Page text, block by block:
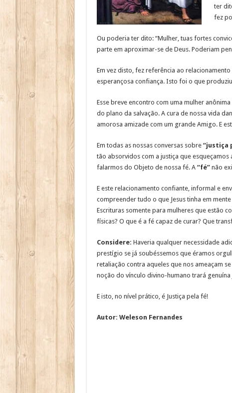
ter
fez
Ou poderia ter dito: “Mulher, tuas fortes
parte em aproximar-se de Deus. Poderiam
Em vez disto, fez referência ao
esperançosa confiança. Isto foi o que
Esse breve encontro com uma mulher
do plano da salvação. A cura de nossa vida
amorosa amizade com um grande Amigo. E
Em todas as nossas conversas sobre “justiça
tão absorvidos com a justiça que
falarmos do Objeto de nossa fé. A “fé”não
E este relacionamento confiante, informal e
compreender tudo o que Jesus tinha em
Escrituras somente para mulheres que estão
físicas? O que é a fé capaz de curar? Que
Considere: Haveria qualquer necessidade
prestígio se já soubéssemos que éramos
retaliação contra aqueles que nos ameaçam
noção do vínculo divino-humano trará genuína
E isto, no nível prático, é Justiça pela fé!
Autor: Weleson Fernandes